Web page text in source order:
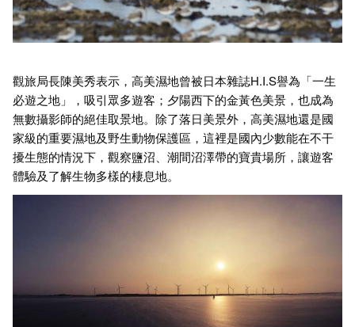
觀旅局長陳美秀表示，高美濕地曾被日本雜誌H.I.S譽為「一生
必遊之地」，吸引眾多遊客；夕陽西下的金黃色美景，也成為
無數攝影師的絕佳取景地。除了落日美景外，高美濕地還是國
家級的重要濕地及野生動物保護區，這裡是國內少數能在不干
擾生態的情況下，觀察鹽沼、潮間沼澤帶的寶貴場所，讓遊客
體驗及了解生物多樣的棲息地。